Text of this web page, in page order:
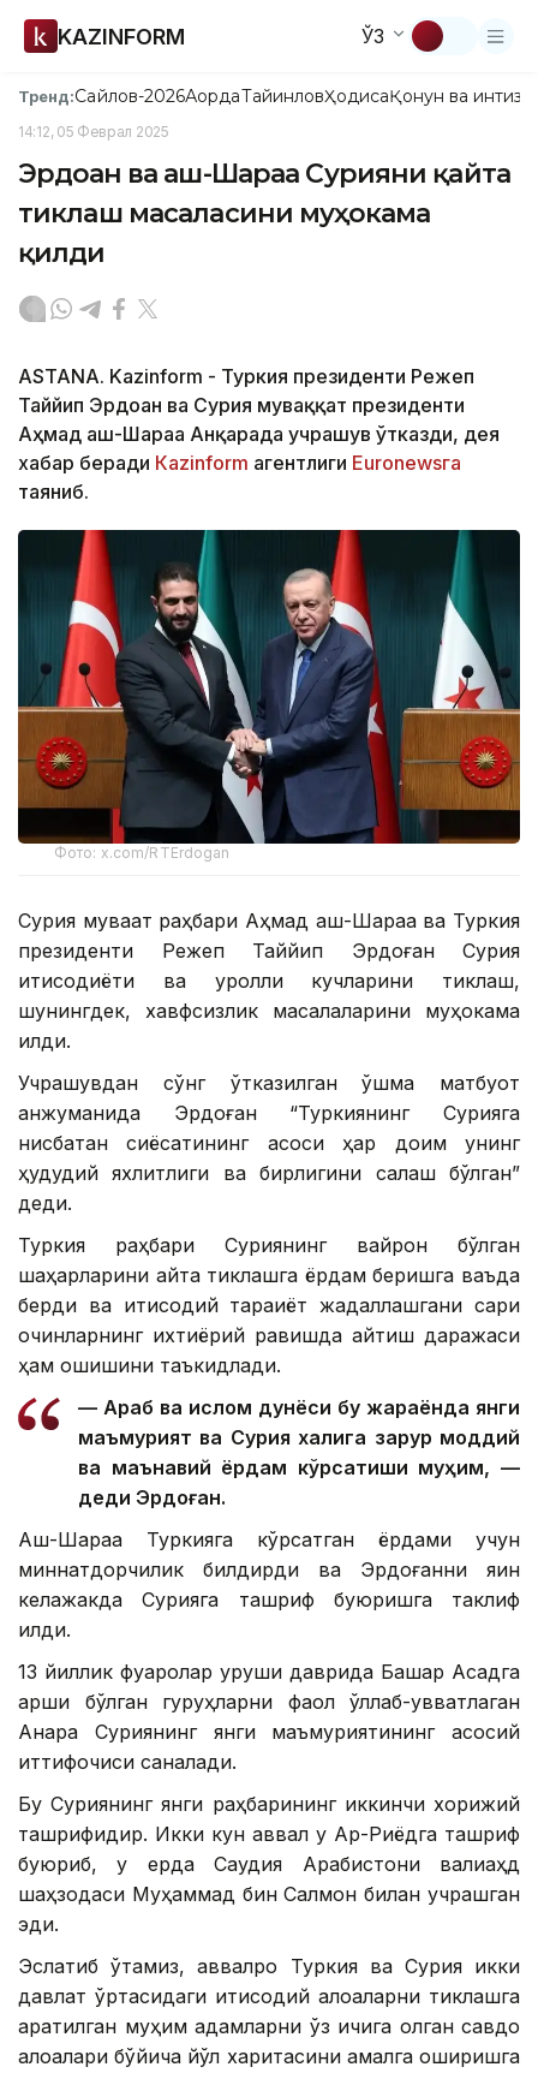
KAZINFORM ЎЗ
Тренд:Сайлов-2026АқордаТайинловҲодисаҚонун ва
14:12, 05 Феврал 2025
Эрдоған ва аш-Шараа Сурияни қайта
тиклаш масаласини муҳокама
қилди
ASTANA. Kazinform - Туркия президенти Режеп
Таййип Эрдоған ва Сурия муваққат президенти
Аҳмад аш-Шараа Анқарада учрашув ўтказди, дея
хабар беради Кazinform агентлиги Euronewsга
таяниб.
Фото: x.com/RTErdogan
Сурия муваққат раҳбари Аҳмад аш-Шараа ва Туркия
президенти Режеп Таййип Эрдоған Сурия
иқтисодиёти ва қуролли кучларини тиклаш,
шунингдек, хавфсизлик масалаларини муҳокама
қилди.
Учрашувдан сўнг ўтказилган қўшма матбуот
анжуманида Эрдоған “Туркиянинг Сурияга
нисбатан сиёсатининг асоси ҳар доим унинг
ҳудудий яхлитлиги ва бирлигини сақлаш бўлган”
деди.
Туркия раҳбари Суриянинг вайрон бўлган
шаҳарларини қайта тиклашга ёрдам беришга ваъда
берди ва иқтисодий тараққиёт жадаллашгани сари
қочқинларнинг ихтиёрий равишда қайтиш даражаси
ҳам ошишини таъкидлади.
— Араб ва ислом дунёси бу жараёнда янги
маъмурият ва Сурия халқига зарур моддий
ва маънавий ёрдам кўрсатиши муҳим, —
деди Эрдоған.
Аш-Шараа Туркияга кўрсатган ёрдами учун
миннатдорчилик билдирди ва Эрдоғанни яқин
келажакда Сурияга ташриф буюришга таклиф
қилди.
13 йиллик фуқаролар уруши даврида Башар Асадга
қарши бўлган гуруҳларни фаол қўллаб-қувватлаган
Анқара Суриянинг янги маъмуриятининг асосий
иттифоқчиси саналади.
Бу Суриянинг янги раҳбарининг иккинчи хорижий
ташрифидир. Икки кун аввал у Ар-Риёдга ташриф
буюриб, у ерда Саудия Арабистони валиаҳд
шаҳзодаси Муҳаммад бин Салмон билан учрашган
эди.
Эслатиб ўтамиз, аввалроқ Туркия ва Сурия икки
давлат ўртасидаги иқтисодий алоқаларни тиклашга
қаратилган муҳим қадамларни ўз ичига олган савдо
алоқалари бўйича йўл харитасини амалга оширишга